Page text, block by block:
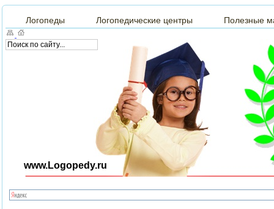
Логопеды Логопедические центры Полезные
www.Logopedy.ru